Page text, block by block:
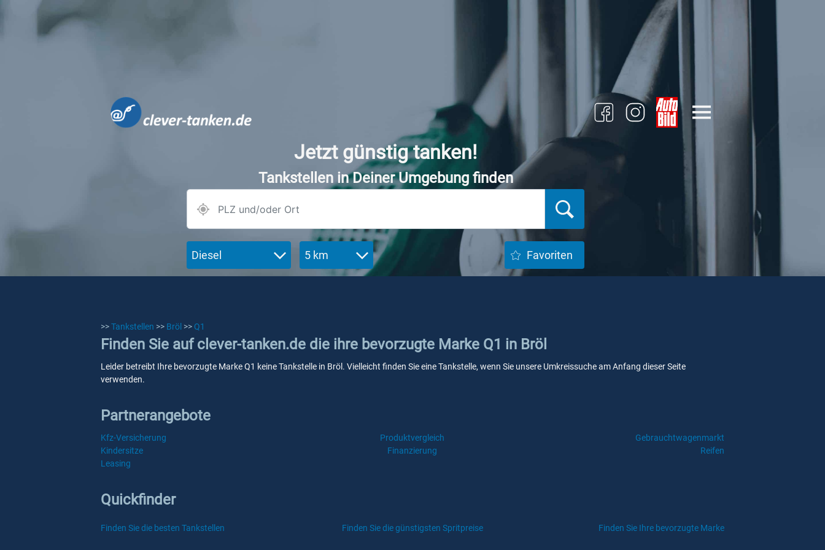
Jetzt günstig tanken!
Tankstellen in Deiner Umgebung finden
Diesel 5 km Favoriten
>>Tankstellen >> Bröl >> Q1
Finden Sie auf clever-tanken.de die ihre bevorzugte Marke Q1 in Bröl
Leider betreibt Ihre bevorzugte Marke Q1 keine Tankstelle in Bröl. Vielleicht finden Sie eine Tankstelle, wenn Sie unsere Umkreissuche am Anfang dieser Seite
verwenden.
Partnerangebote
Kfz-Versicherung Produktvergleich
Gebrauchtwagenmarkt
Kindersitze
Finanzierung
Reifen
Leasing
Quickfinder
Finden Sie die besten Tankstellen Finden Sie die günstigsten Spritpreise Finden Sie Ihre bevorzugte Marke